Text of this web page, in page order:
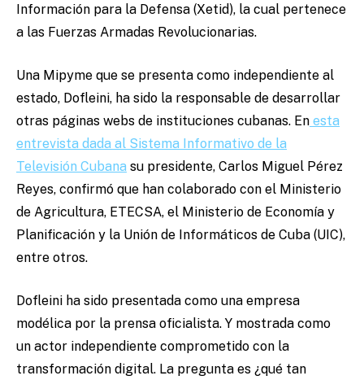
Información para la Defensa (Xetid), la cual pertenece
a las Fuerzas Armadas Revolucionarias.
Una Mipyme que se presenta como independiente al
estado, Dofleini, ha sido la responsable de desarrollar
otras páginas webs de instituciones cubanas. En esta
entrevista dada al Sistema Informativo de la
Televisión Cubana su presidente, Carlos Miguel Pérez
Reyes, confirmó que han colaborado con el Ministerio
de Agricultura, ETECSA, el Ministerio de Economía y
Planificación y la Unión de Informáticos de Cuba (UIC),
entre otros.
Dofleini ha sido presentada como una empresa
modélica por la prensa oficialista. Y mostrada como
un actor independiente comprometido con la
transformación digital. La pregunta es ¿qué tan